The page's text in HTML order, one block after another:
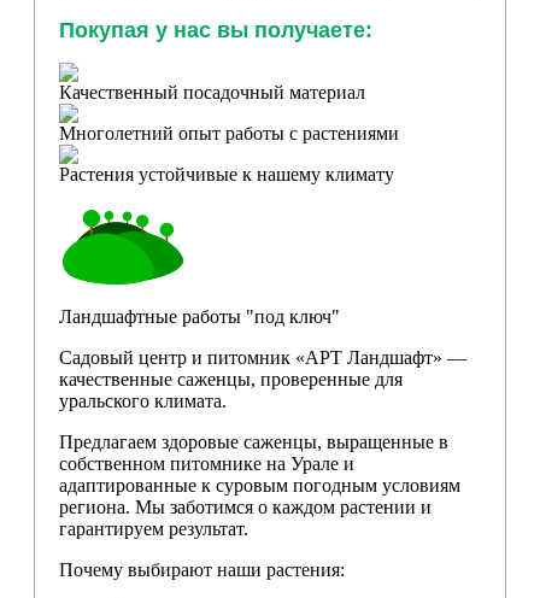
Покупая у нас вы получаете:
Качественный посадочный материал
Многолетний опыт работы с растениями
Растения устойчивые к нашему климату
Ландшафтные работы "под ключ"
Садовый центр и питомник «АРТ Ландшафт» —
качественные саженцы, проверенные для
уральского климата.
Предлагаем здоровые саженцы, выращенные в
собственном питомнике на Урале и
адаптированные к суровым погодным условиям
региона. Мы заботимся о каждом растении и
гарантируем результат.
Почему выбирают наши растения: